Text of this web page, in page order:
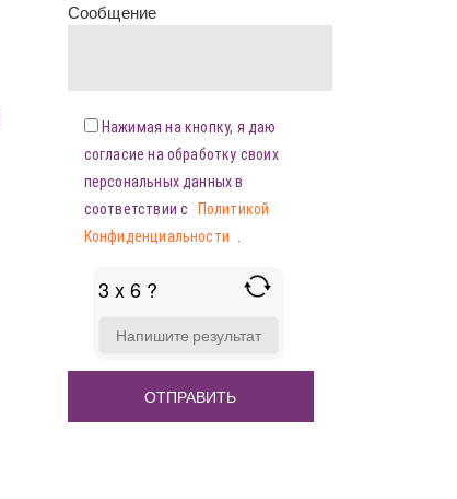
Сообщение
Нажимая на кнопку, я даю
согласие на обработку своих
персональных данных в
соответствии с
Политикой
Конфиденциальности
3 x 6 ?
FOR